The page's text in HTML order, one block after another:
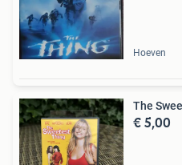
Hoeven
The
€ 5,00